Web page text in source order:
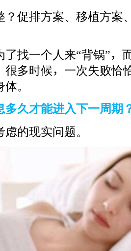
？促排方案、移植方案
了找一个人来“背锅”，
很多时候，一次失败恰
。
多久才能进入下一周期
的现实问题。